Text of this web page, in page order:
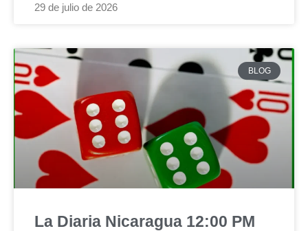
29 de julio de 2026
BLOG
La Diaria Nicaragua 12:00 PM